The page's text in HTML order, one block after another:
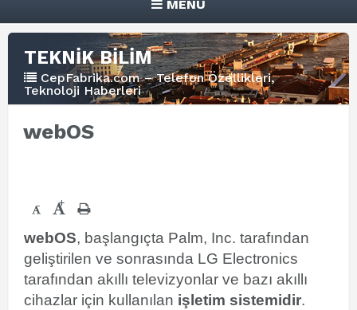
MENÜ
TEKNİK BİLİM
CepFabrika.com – Telefon Özellikleri,
Teknoloji Haberleri
webOS
- +
webOS, başlangıçta Palm, Inc. tarafından
geliştirilen ve sonrasında LG Electronics
tarafından akıllı televizyonlar ve bazı akıllı
cihazlar için kullanılan işletim sistemidir.